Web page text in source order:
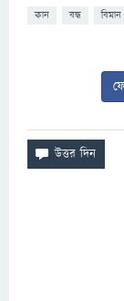
কান বন্ধ বিমান